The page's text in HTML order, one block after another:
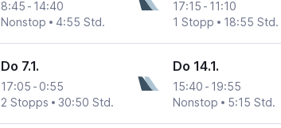
8:45 - 14:40
Nonstop
4:55 Std.
17:15 - 11:10
1 Stopp
18:55 Std.
Do 7.1.
17:05 - 0:55
2 Stopps
30:50 Std.
Do 14.1.
15:40 - 19:55
Nonstop
5:15 Std.